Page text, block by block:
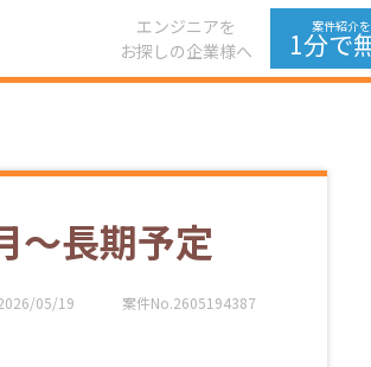
エンジニアを
お探しの企業様へ
案件紹介
1分で
長期予定
05/19 案件No.2605194387